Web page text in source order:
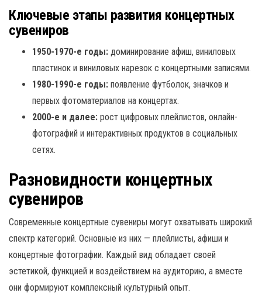
Ключевые этапы развития концертных
сувениров
1950-1970-е годы: доминирование афиш, виниловых
пластинок и виниловых нарезок с концертными записями.
1980-1990-е годы: появление футболок, значков и
первых фотоматериалов на концертах.
2000-е и далее: рост цифровых плейлистов, онлайн-
фотографий и интерактивных продуктов в социальных
сетях.
Разновидности концертных
сувениров
Современные концертные сувениры могут охватывать широкий
спектр категорий. Основные из них — плейлисты, афиши и
концертные фотографии. Каждый вид обладает своей
эстетикой, функцией и воздействием на аудиторию, а вместе
они формируют комплексный культурный опыт.